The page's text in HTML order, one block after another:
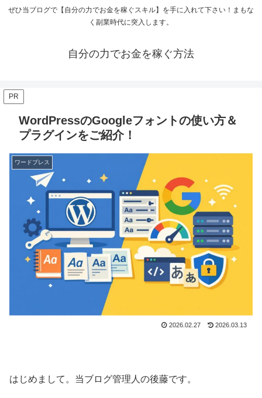
ぜひ当ブログで【自分の力でお金を稼ぐスキル】を手に入れて下さい！まもな
く副業時代に突入します。
自分の力でお金を稼ぐ方法
PR
WordPressのGoogleフォントの使い方＆
プラグインをご紹介！
ワードプレス
2026.02.27 2026.03.13
はじめまして。当ブログ管理人の後藤です。